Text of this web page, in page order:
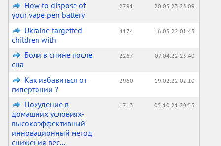
How to dispose of
your vape pen battery
2791 20.03.23 23:09
Ukraine targetted
children with
4174 16.05.22 01:43
Боли в спине после
сна
2267 07.04.22 23:40
Как избавиться от
гипертонии ?
2960 19.02.22 02:10
Похудение в
домашних условиях-
высокоэффективный
инновационный метод
снижения вес...
1713 05.10.21 20:53